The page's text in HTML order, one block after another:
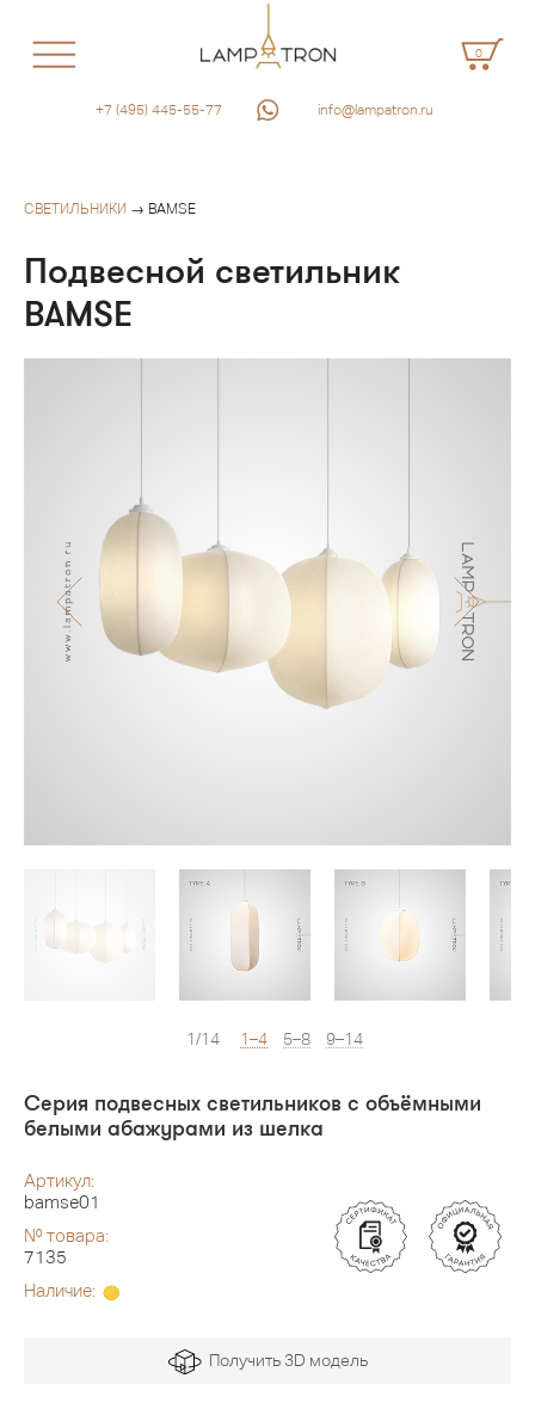
0
+7 (495) 445-55-77 info@lampatron.ru
СВЕТИЛЬНИКИ → BAMSE
Подвесной светильник
BAMSE
1/14 1–4 5–8 9–14
Серия подвесных светильников с объёмными
белыми абажурами из шелка
Артикул:
bamse01
№ товара:
7135
Наличие:
Получить 3D модель